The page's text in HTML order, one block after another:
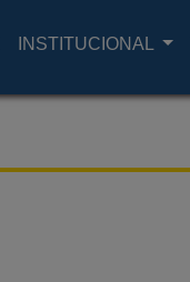
INSTITUCIONAL